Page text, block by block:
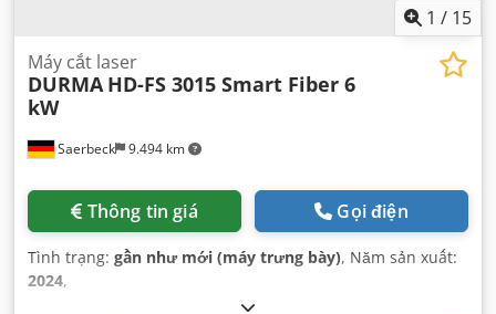
thủy lực ,1 / 15
Saerbeck 9.494 km
Máy cắt laser
DURMA HD-FS 3015 Smart Fiber 6
kW
Thông tin giá Gọi điện
Tình trạng: gần như mới (máy trưng bày), Năm sản xuất:
2024,